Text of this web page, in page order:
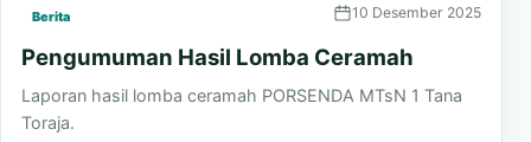
Berita 10 Desember 2025
Pengumuman Hasil Lomba Ceramah
Laporan hasil lomba ceramah PORSENDA MTsN 1 Tana
Toraja.